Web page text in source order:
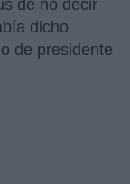
de no decir
dicho
de presidente